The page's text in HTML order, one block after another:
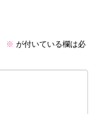
※ が付いている欄は必